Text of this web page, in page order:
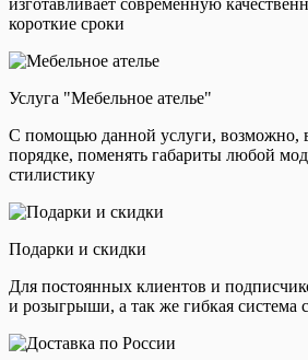
изготавливает современную
короткие сроки
Услуга "Мебельное ателье"
С помощью данной услуги, возможно,
порядке, поменять габариты любой
стилистику
Подарки и скидки
Для постоянных клиентов и
и розыгрыши, а так же гибкая система